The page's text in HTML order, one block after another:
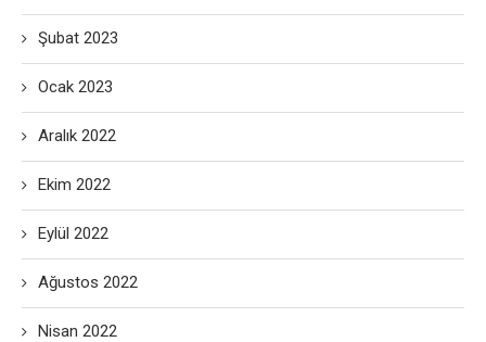
Şubat 2023
Ocak 2023
Aralık 2022
Ekim 2022
Eylül 2022
Ağustos 2022
Nisan 2022